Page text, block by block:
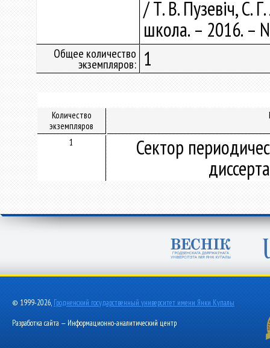
/ Т. В. Пузевіч, С.
школа. – 2016. –
Общее количество
экземпляров: 1
Количество
экземпляров
1
Сектор
© 1999-2026, Гродненский государственный университет имени Янки Купалы
Разработка сайта — Информационно-аналитический центр